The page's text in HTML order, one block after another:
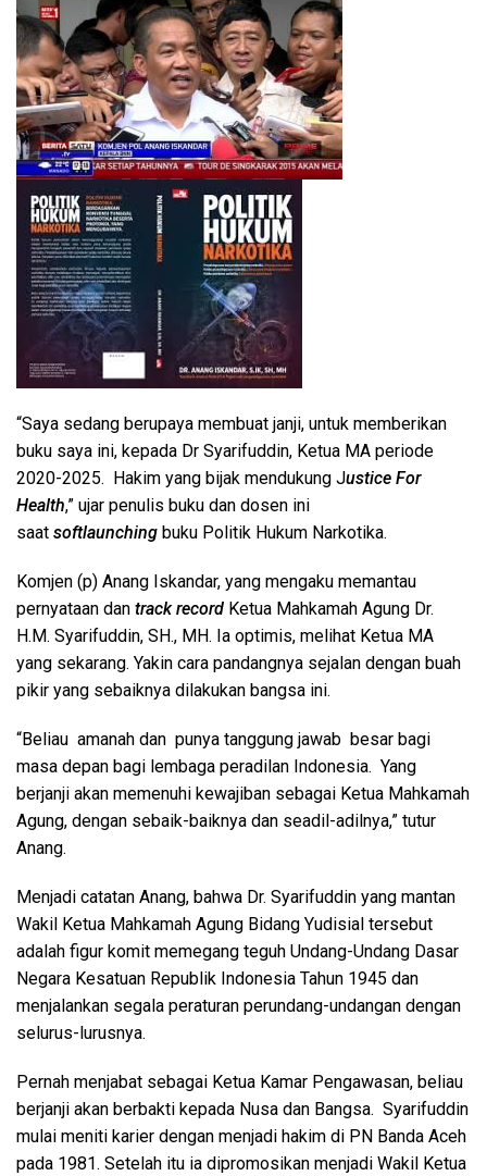
“Saya sedang berupaya membuat janji, untuk memberikan
buku saya ini, kepada Dr Syarifuddin, Ketua MA periode
2020-2025. Hakim yang bijak mendukung Justice For
Health,” ujar penulis buku dan dosen ini
saat softlaunching buku Politik Hukum Narkotika.
Komjen (p) Anang Iskandar, yang mengaku memantau
pernyataan dan track record Ketua Mahkamah Agung Dr.
H.M. Syarifuddin, SH., MH. Ia optimis, melihat Ketua MA
yang sekarang. Yakin cara pandangnya sejalan dengan buah
pikir yang sebaiknya dilakukan bangsa ini.
“Beliau amanah dan punya tanggung jawab besar bagi
masa depan bagi lembaga peradilan Indonesia. Yang
berjanji akan memenuhi kewajiban sebagai Ketua Mahkamah
Agung, dengan sebaik-baiknya dan seadil-adilnya,” tutur
Anang.
Menjadi catatan Anang, bahwa Dr. Syarifuddin yang mantan
Wakil Ketua Mahkamah Agung Bidang Yudisial tersebut
adalah figur komit memegang teguh Undang-Undang Dasar
Negara Kesatuan Republik Indonesia Tahun 1945 dan
menjalankan segala peraturan perundang-undangan dengan
selurus-lurusnya.
Pernah menjabat sebagai Ketua Kamar Pengawasan, beliau
berjanji akan berbakti kepada Nusa dan Bangsa. Syarifuddin
mulai meniti karier dengan menjadi hakim di PN Banda Aceh
pada 1981. Setelah itu ia dipromosikan menjadi Wakil Ketua